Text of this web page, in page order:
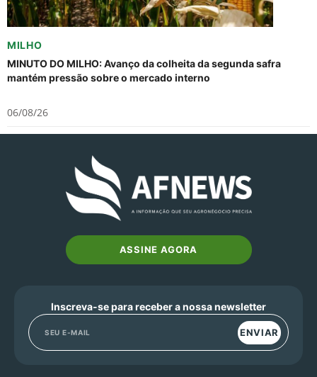
MILHO
MINUTO DO MILHO: Avanço da colheita da segunda safra
mantém pressão sobre o mercado interno
06/08/26
ASSINE AGORA
Inscreva-se para receber a nossa newsletter
ENVIAR